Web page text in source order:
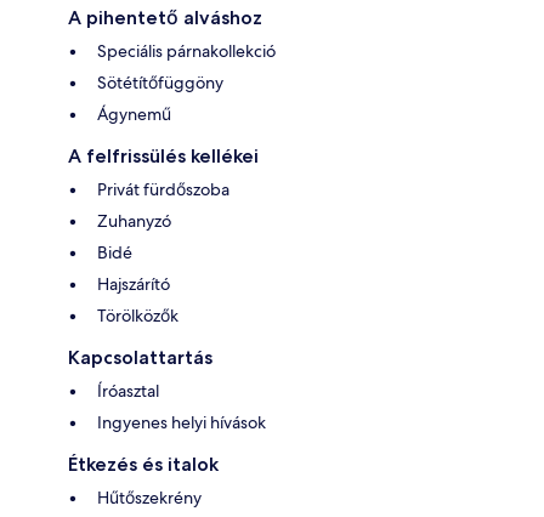
A pihentető alváshoz
Speciális párnakollekció
Sötétítőfüggöny
Ágynemű
A felfrissülés kellékei
Privát fürdőszoba
Zuhanyzó
Bidé
Hajszárító
Törölközők
Kapcsolattartás
Íróasztal
Ingyenes helyi hívások
Étkezés és italok
Hűtőszekrény